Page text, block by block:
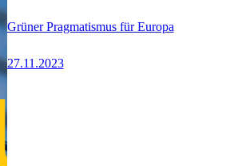
Grüner Pragmatismus für Europa
27.11.2023